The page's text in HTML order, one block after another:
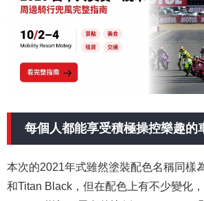
每個人都能享受積極操控樂趣的
本次的2021年式雖然塗裝配色名稱同樣
和Titan Black，但在配色上有不少變化